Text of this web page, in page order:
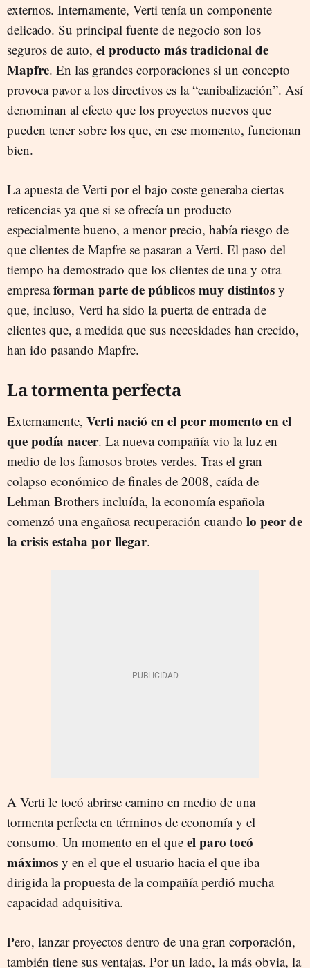
externos. Internamente, Verti tenía un componente
delicado. Su principal fuente de negocio son los
seguros de auto, el producto más tradicional de
Mapfre. En las grandes corporaciones si un concepto
provoca pavor a los directivos es la “canibalización”. Así
denominan al efecto que los proyectos nuevos que
pueden tener sobre los que, en ese momento, funcionan
bien.
La apuesta de Verti por el bajo coste generaba ciertas
reticencias ya que si se ofrecía un producto
especialmente bueno, a menor precio, había riesgo de
que clientes de Mapfre se pasaran a Verti. El paso del
tiempo ha demostrado que los clientes de una y otra
empresaforman parte de públicos muy distintos y
que, incluso, Verti ha sido la puerta de entrada de
clientes que, a medida que sus necesidades han crecido,
han ido pasando Mapfre.
La tormenta perfecta
Externamente, Verti nació en el peor momento en el
que podía nacer. La nueva compañía vio la luz en
medio de los famosos brotes verdes. Tras el gran
colapso económico de finales de 2008, caída de
Lehman Brothers incluída, la economía española
comenzó una engañosa recuperación cuando lo peor de
la crisis estaba por llegar.
A Verti le tocó abrirse camino en medio de una
tormenta perfecta en términos de economía y el
consumo. Un momento en el que el paro tocó
máximos y en el que el usuario hacia el que iba
dirigida la propuesta de la compañía perdió mucha
capacidad adquisitiva.
Pero, lanzar proyectos dentro de una gran corporación,
también tiene sus ventajas. Por un lado, la más obvia, la